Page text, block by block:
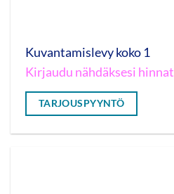
Kuvantamislevy koko 1
Kirjaudu nähdäksesi hinnat
TARJOUSPYYNTÖ